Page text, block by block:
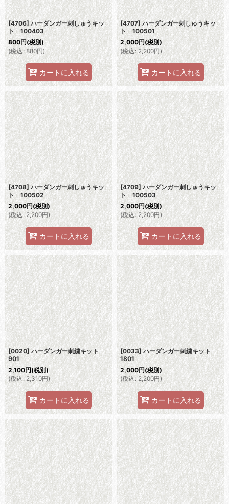
[4706] ハーダンガー刺しゅうキッ
ト 100403
800円(税別)
(税込: 880円)
カートに入れる
[4707] ハーダンガー刺しゅうキッ
ト 100501
2,000円(税別)
(税込: 2,200円)
カートに入れる
[4708] ハーダンガー刺しゅうキッ
ト 100502
2,000円(税別)
(税込: 2,200円)
カートに入れる
[4709] ハーダンガー刺しゅうキッ
ト 100503
2,000円(税別)
(税込: 2,200円)
カートに入れる
[0020] ハーダンガー刺繍キット
901
2,100円(税別)
(税込: 2,310円)
カートに入れる
[0033] ハーダンガー刺繍キット
1801
2,000円(税別)
(税込: 2,200円)
カートに入れる